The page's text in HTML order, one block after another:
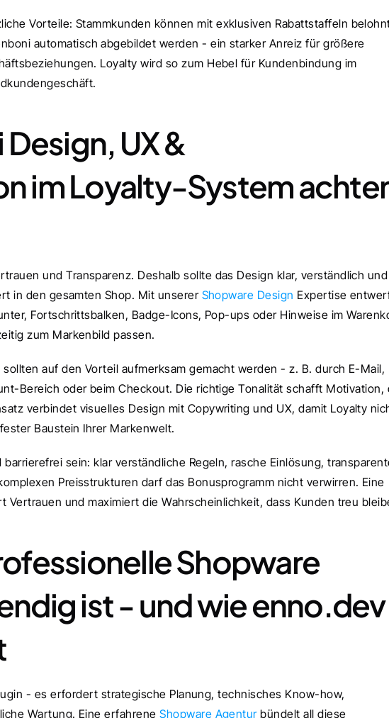
Vorteile: Stammkunden können mit exklusiven Rabattstaffeln
automatisch abgebildet werden - ein starker Anreiz für größere
Loyalty wird so zum Hebel für Kundenbindung im
UX &
im Loyalty-System
und Transparenz. Deshalb sollte das Design klar, verständlich und
in den gesamten Shop. Mit unserer Shopware Design Expertise
Fortschrittsbalken, Badge-Icons, Pop-ups oder Hinweise im
zum Markenbild passen.
auf den Vorteil aufmerksam gemacht werden - z. B. durch E-Mail,
Bereich oder beim Checkout. Die richtige Tonalität schafft Motivation,
verbindet visuelles Design mit Copywriting und UX, damit Loyalty
Baustein Ihrer Markenwelt.
sein: klar verständliche Regeln, rasche Einlösung,
Preisstrukturen darf das Bonusprogramm nicht verwirren. Eine
Vertrauen und maximiert die Wahrscheinlichkeit, dass Kunden treu
Shopware
ist - und wie enno.dev
Wartung. Eine erfahrene Shopware Agentur bündelt all diese